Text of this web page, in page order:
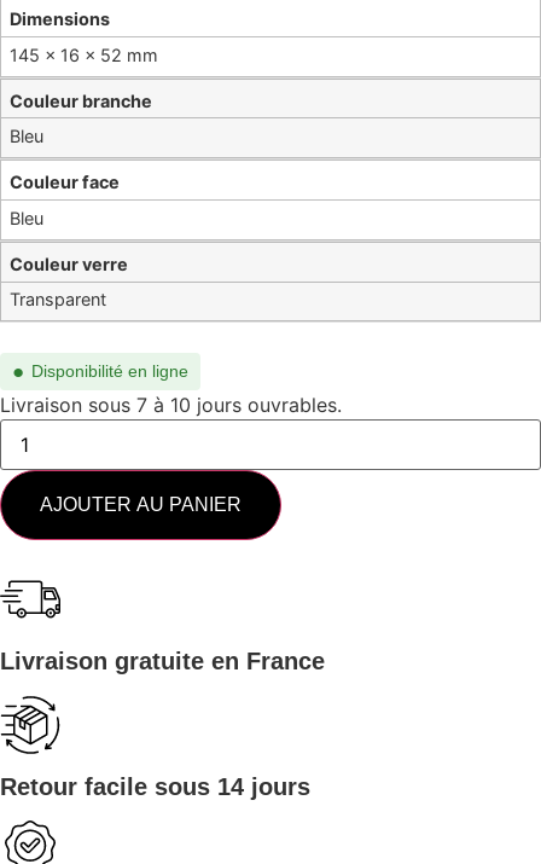
Dimensions
145 × 16 × 52 mm
Couleur branche
Bleu
Couleur face
Bleu
Couleur verre
Transparent
● Disponibilité en ligne
Livraison sous 7 à 10 jours ouvrables.
AJOUTER AU PANIER
Livraison gratuite en France
Retour facile sous 14 jours